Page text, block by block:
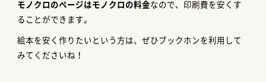
モノクロのページはモノクロの料金なので、印刷費を安くす
ることができます。
絵本を安く作りたいという方は、ぜひブックホンを利用して
みてくださいね！